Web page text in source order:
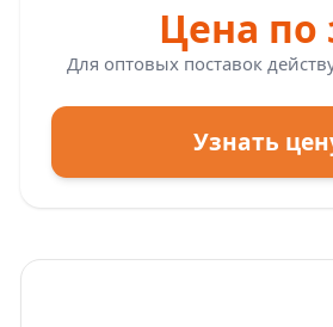
Цена по
Для оптовых поставок
Узнать